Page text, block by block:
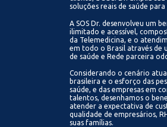
soluções reais de saúde para
A SOS Dr. desenvolveu um
ilimitado e acessível,
da Telemedicina, e o
em todo o Brasil através de
de saúde e Rede parceira
Considerando o cenário
brasileira e o esforço das
saúde, e das empresas em
talentos, desenhamos o
atender a expectativa de
qualidade de empresários,
suas famílias.